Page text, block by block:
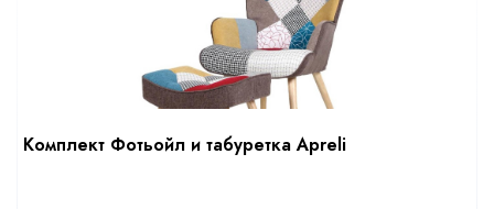
Комплект Фотьойл и табуретка Apreli